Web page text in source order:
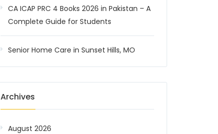
CA ICAP PRC 4 Books 2026 in Pakistan – A
Complete Guide for Students
Senior Home Care in Sunset Hills, MO
Archives
August 2026